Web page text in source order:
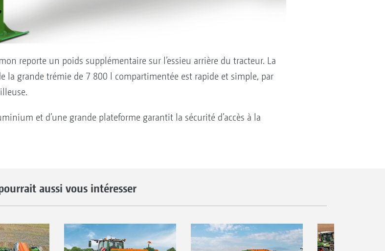
reporte un poids supplémentaire sur l’essieu arrière du tracteur. La
la grande trémie de 7 800 l compartimentée est rapide et simple, par
et d’une grande plateforme garantit la sécurité d’accès à la
aussi vous intéresser